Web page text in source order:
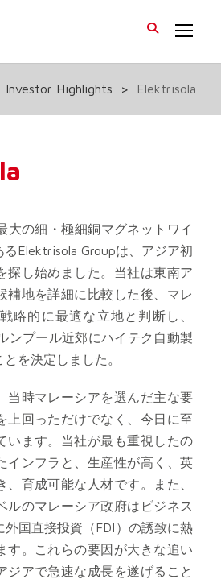
Investor Highlights > Elektrisola
大の細・極細銅マグネットワイ
Elektrisola Groupは、アジア初
探し始めました。当社は東南ア
補地を詳細に比較した後、マレ
略的に最適な立地と判断し、
ンプール近郊にハイテク自動製
を決定しました。
当時マレーシアを選んだ主な要
上回っただけでなく、今日に至
います。当社が最も重視したの
インフラと、生産性が高く、英
、育成可能な人材です。また、
ルのマレーシア政府はビジネス
国直接投資（FDI）の誘致に熱
す。これらの要因が大きな追い
ジアで急速な成長を遂げること